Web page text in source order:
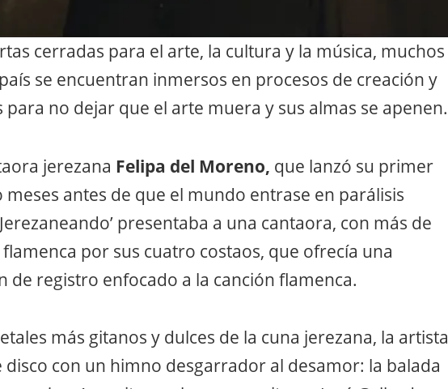
cerradas para el arte, la cultura y la música, muchos
se encuentran inmersos en procesos de creación y
para no dejar que el arte muera y sus almas se apenen.
jerezana Felipa del Moreno, que lanzó su primer
antes de que el mundo entrase en parálisis
presentaba a una cantaora, con más de
por sus cuatro costaos, que ofrecía una
de registro enfocado a la canción flamenca.
más gitanos y dulces de la cuna jerezana, la artista
disco con un himno desgarrador al desamor: la balada